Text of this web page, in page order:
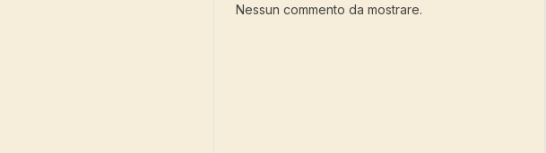
Nessun commento da mostrare.